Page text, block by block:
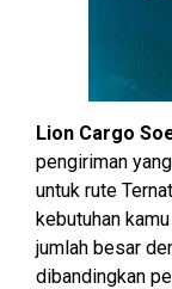
Lion Cargo
pengiriman
untuk rute
kebutuhan
jumlah besar
dibandingkan